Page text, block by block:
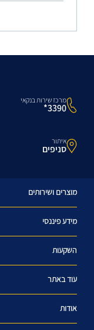
מרכז שירות בנקאי
3390*
איתור
סניפים
מוצרים ושירותים
מידע פיננסי
השקעות
עוד באתר
אודות